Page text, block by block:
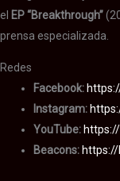
el EP “Breakthrough”
prensa especializada.
Redes
Facebook:
Instagram:
YouTube:
Beacons: